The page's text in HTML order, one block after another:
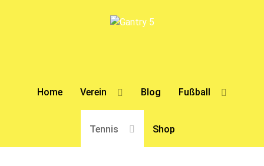
Home Verein Blog Fußball
Tennis Shop